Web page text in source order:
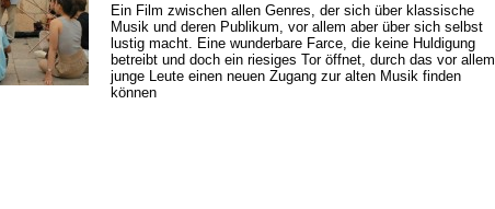
Ein Film zwischen allen Genres, der sich über klassische
Musik und deren Publikum, vor allem aber über sich selbst
lustig macht. Eine wunderbare Farce, die keine Huldigung
betreibt und doch ein riesiges Tor öffnet, durch das vor allem
junge Leute einen neuen Zugang zur alten Musik finden
können